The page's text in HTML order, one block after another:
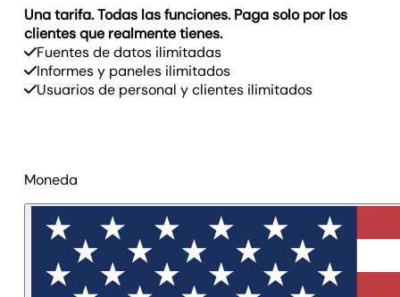
Una tarifa. Todas las funciones. Paga solo por los
clientes que realmente tienes.
Fuentes de datos ilimitadas
Informes y paneles ilimitados
Usuarios de personal y clientes ilimitados
Moneda